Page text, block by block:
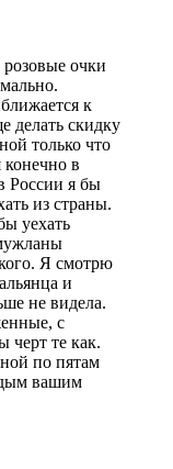
очки
к
делать скидку
только что
конечно в
России я бы
из страны.
уехать
Я смотрю
и
не видела.
с
черт те как.
по пятам
вашим